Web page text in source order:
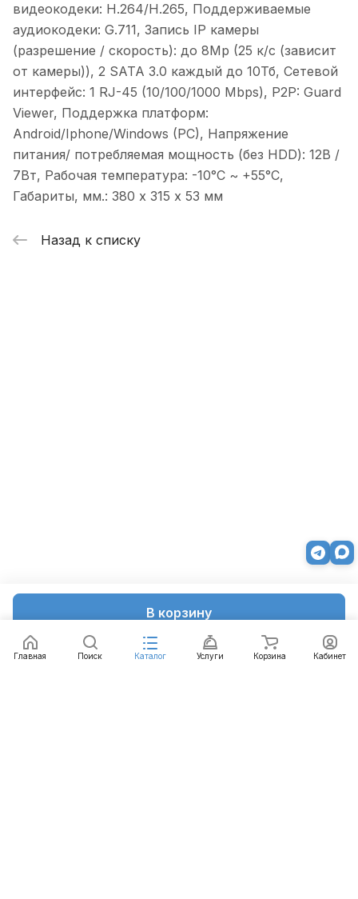
В корзину
видеокодеки: H.264/H.265, Поддерживаемые
аудиокодеки: G.711, Запись IP камеры
(разрешение / скорость): до 8Mp (25 к/с (зависит
от камеры)), 2 SATA 3.0 каждый до 10Тб, Сетевой
интерфейс: 1 RJ-45 (10/100/1000 Mbps), P2P: Guard
Viewer, Поддержка платформ:
Android/Iphone/Windows (PC), Напряжение
питания/ потребляемая мощность (без HDD): 12В /
7Вт, Рабочая температура: -10°C ~ +55°C,
Габариты, мм.: 380 х 315 х 53 мм
Назад к списку
Главная Поиск Каталог Услуги Корзина Кабинет